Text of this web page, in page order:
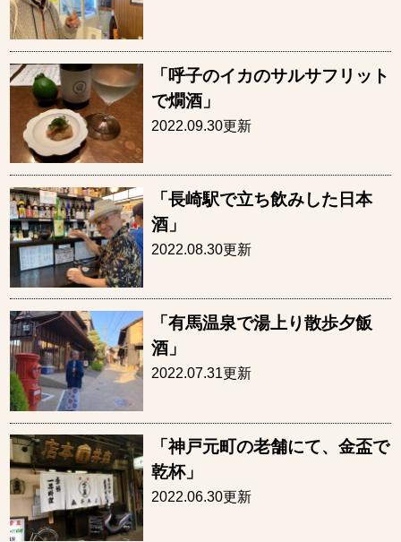
「呼子のイカのサルサフリット
で燗酒」
2022.09.30更新
「長崎駅で立ち飲みした日本
酒」
2022.08.30更新
「有馬温泉で湯上り散歩夕飯
酒」
2022.07.31更新
「神戸元町の老舗にて、金盃で
乾杯」
2022.06.30更新